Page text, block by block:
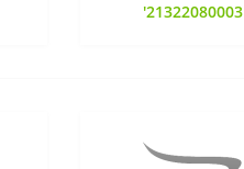
'21322080003